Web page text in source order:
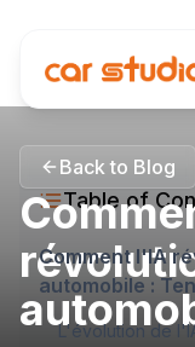
Back to Blog
Table of
Comment l'IA
automobile :
L'évolution de